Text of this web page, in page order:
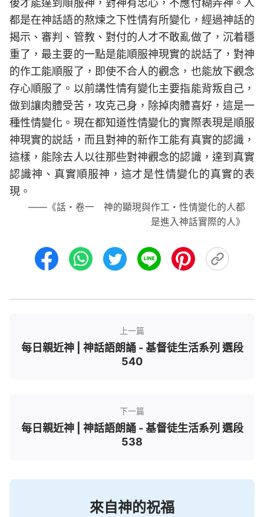
後才能達到順服神，對神有忠心，不應付糊弄神。人
都是在神話語的熬煉之下性情有所變化，經過神話的
揭示、審判、管教、對付的人才不敢亂做了，沉着穩
重了，最主要的一點是能順服神現實的説話了，對神
的作工能順服了，即使不合人的觀念，也能放下觀念
存心順服了。以前講性情有變化主要指能背叛自己，
做到讓肉體受苦，攻克己身，除掉肉體喜好，這是一
種性情變化。現在都知道性情變化的實際表現是順服
神現實的説話，而且對神的新作工能有真實的認識，
這樣，能除去人以往那些對神觀念的認識，達到真實
認識神、真實順服神，這才是性情變化的真實的表
現。
——《話・卷一 神的顯現與作工・性情變化的人都
是進入神話實際的人》
上一篇
每日親近神 | 神話語朗誦 - 基督徒生活系列 選段
540
下一篇
每日親近神 | 神話語朗誦 - 基督徒生活系列 選段
538
來自神的祝福